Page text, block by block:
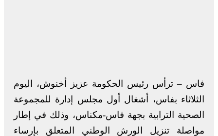
فاس – ترأس رئيس الحكومة عزيز أخنوش، اليوم
الثلاثاء بفاس، أشغال أول مجلس إدارة للمجموعة
الصحية الترابية بجهة فاس-مكناس، وذلك في إطار
مواصلة تنزيل الورش الوطني المتعلق بإرساء